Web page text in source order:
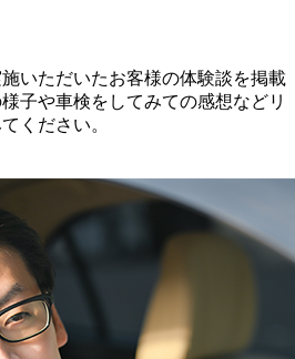
いただいたお客様の体験談を掲載
子や車検をしてみての感想などリ
ください。